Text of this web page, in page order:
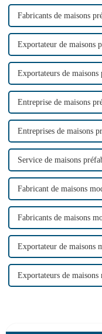
Fabricants de maisons
Exportateur de maisons
Exportateurs de
Entreprise de maisons
Entreprises de maisons
Service de maisons
Fabricant de maisons
Fabricants de maisons
Exportateur de maisons
Exportateurs de